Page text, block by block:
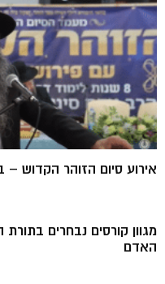
אירוע סיום הזוהר הקדוש
מגוון קורסים נבחרים
האדם